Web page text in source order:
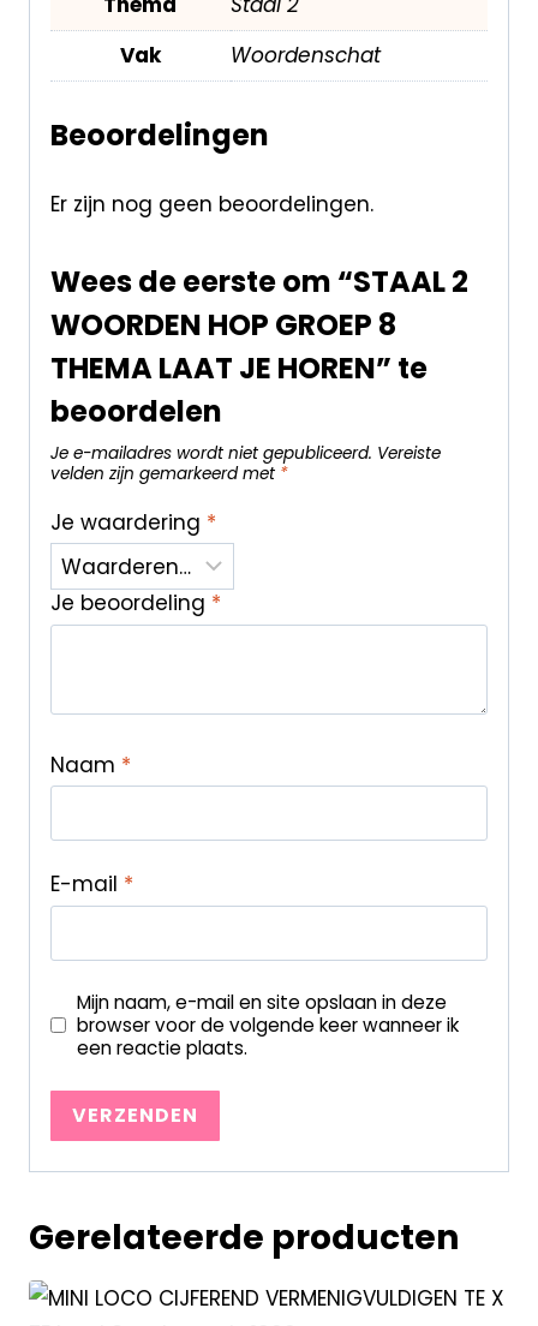
Vak
Woordenschat
Beoordelingen
Er zijn nog geen beoordelingen.
Wees de eerste om “STAAL 2
WOORDEN HOP GROEP 8
THEMA LAAT JE HOREN” te
beoordelen
Je e-mailadres wordt niet gepubliceerd. Vereiste
velden zijn gemarkeerd met *
Je waardering *
Je beoordeling *
Naam *
E-mail *
Mijn naam, e-mail en site opslaan in deze
browser voor de volgende keer wanneer ik
een reactie plaats.
Gerelateerde producten